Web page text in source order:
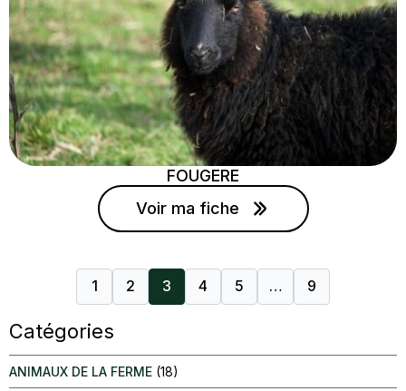
Catégories
ANIMAUX DE LA FERME (18)
FOUGERE
Voir ma fiche
1 2 3 4 5 … 9